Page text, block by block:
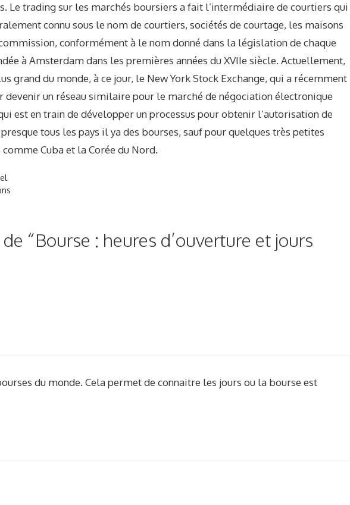
Le trading sur les marchés boursiers a fait l’intermédiaire de courtiers qui
connu sous le nom de courtiers, sociétés de courtage, les maisons
conformément à le nom donné dans la législation de chaque
à Amsterdam dans les premières années du XVIIe siècle. Actuellement,
grand du monde, à ce jour, le New York Stock Exchange, qui a récemment
un réseau similaire pour le marché de négociation électronique
est en train de développer un processus pour obtenir l’autorisation de
tous les pays il ya des bourses, sauf pour quelques très petites
Cuba et la Corée du Nord.
“Bourse : heures d’ouverture et jours
du monde. Cela permet de connaitre les jours ou la bourse est